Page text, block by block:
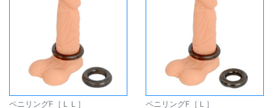
ペニリングF［ＬＬ］ ペニリングF［Ｌ］